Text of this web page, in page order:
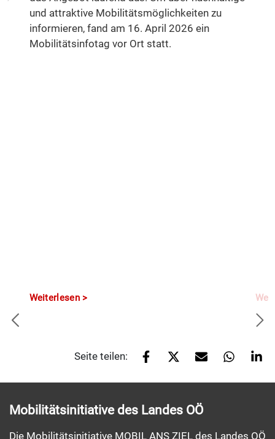
und attraktive Mobilitätsmöglichkeiten zu
informieren, fand am 16. April 2026 ein
Mobilitätsinfotag vor Ort statt.
Weiterlesen
Seite teilen:
Mobilitätsinitiative des Landes OÖ
Die Mobilitätsinitiative MOBIL ANS ZIEL des Landes OÖ